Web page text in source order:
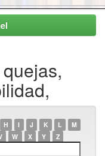
H I J K L
M
W X Y Z